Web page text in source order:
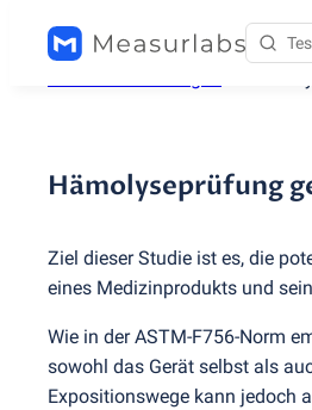
Hämolyseprüfung
Ziel dieser Studie ist es, die
eines Medizinprodukts und
Wie in der ASTM-F756-Norm
sowohl das Gerät selbst als
Expositionswege kann jedoch